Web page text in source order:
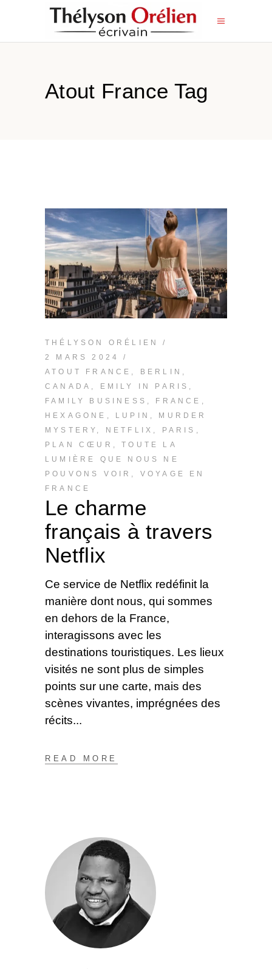
Atout France Tag
THÉLYSON ORÉLIEN
2 MARS 2024
ATOUT FRANCE , BERLIN ,
CANADA , EMILY IN PARIS ,
FAMILY BUSINESS , FRANCE ,
HEXAGONE , LUPIN ,
MURDER
MYSTERY , NETFLIX , PARIS ,
PLAN CŒUR ,TOUTE LA
LUMIÈRE QUE NOUS NE
POUVONS VOIR , VOYAGE EN
FRANCE
Le charme
français à travers
Netflix
Ce service de Netflix redéfinit la
manière dont nous, qui sommes
en dehors de la France,
interagissons avec les
destinations touristiques. Les lieux
visités ne sont plus de simples
points sur une carte, mais des
scènes vivantes, imprégnées des
récits
READ MORE